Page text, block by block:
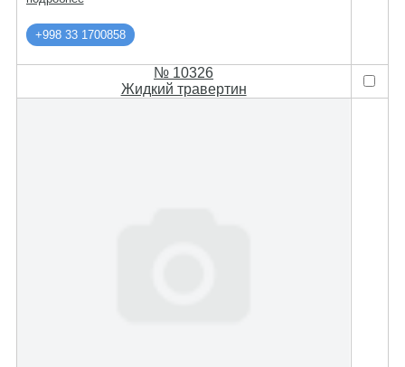
+998 33 1700858
№ 10326
Жидкий травертин